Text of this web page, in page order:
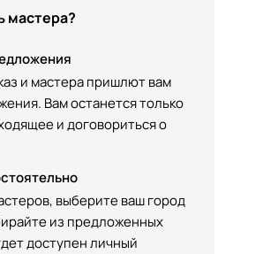
мастера?
и мастера пришлют вам
Вам останется только
и договориться о
выберите ваш город
из предложенных
доступен личный